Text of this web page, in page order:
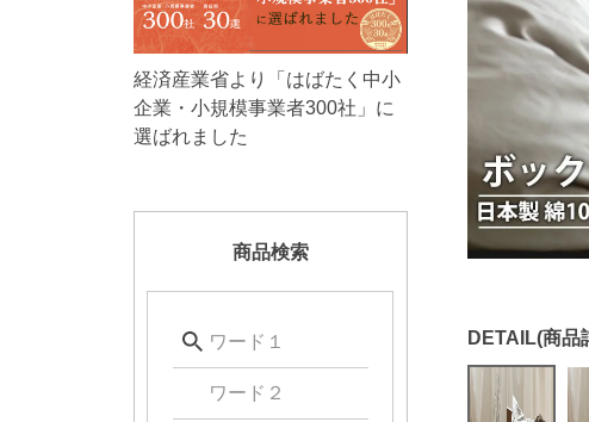
経済産業省より「はばたく中小
企業・小規模事業者300社」に
選ばれました
商品検索